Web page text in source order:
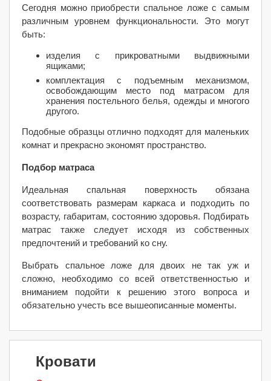
Сегодня можно приобрести спальное ложе с самым
различным уровнем функциональности. Это могут
быть:
изделия с прикроватными выдвижными
ящиками;
комплектация с подъемным механизмом,
освобождающим место под матрасом для
хранения постельного белья, одежды и многого
другого.
Подобные образцы отлично подходят для маленьких
комнат и прекрасно экономят пространство.
Подбор матраса
Идеальная спальная поверхность обязана
соответствовать размерам каркаса и подходить по
возрасту, габаритам, состоянию здоровья. Подбирать
матрас также следует исходя из собственных
предпочтений и требований ко сну.
Выбрать спальное ложе для двоих не так уж и
сложно, необходимо со всей ответственностью и
вниманием подойти к решению этого вопроса и
обязательно учесть все вышеописанные моменты.
Кровати